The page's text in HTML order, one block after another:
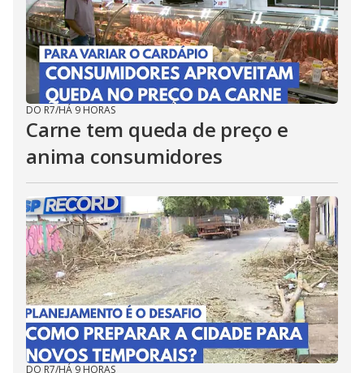
DO R7/HÁ 9 HORAS
Carne tem queda de preço e
anima consumidores
DO R7/HÁ 9 HORAS